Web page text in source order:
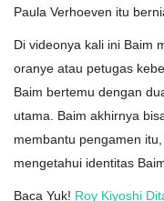
Paula Verhoeven itu
Di videonya kali ini Baim
oranye atau petugas
Baim bertemu dengan
utama. Baim akhirnya
membantu pengamen
mengetahui identitas
Baca Yuk! Roy Kiyoshi